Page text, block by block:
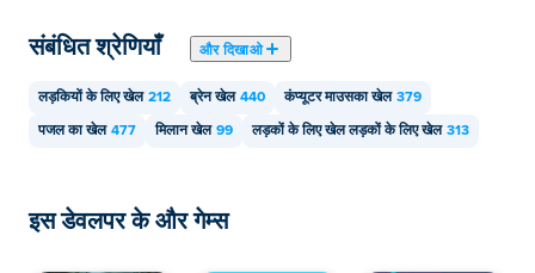
संबंधित श्रेणियाँ और दिखाओ
लड़कियों के लिए खेल 212 ब्रेन खेल 440 कंप्यूटर माउसका खेल 379
पजल का खेल 477 मिलान खेल 99 लड़कों के लिए खेल लड़कों के लिए खेल 313
इस डेवलपर के और गेम्स